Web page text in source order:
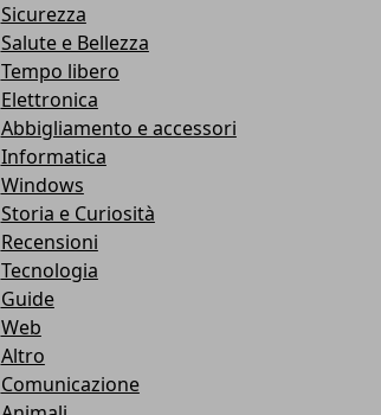
Sicurezza
Salute e Bellezza
Tempo libero
Elettronica
Abbigliamento e accessori
Informatica
Windows
Storia e Curiosità
Recensioni
Tecnologia
Guide
Web
Altro
Comunicazione